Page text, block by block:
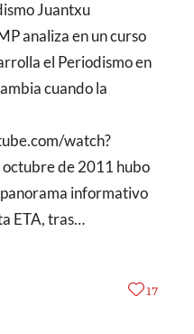
analiza en un curso
el Periodismo en
cuando la
watch?
de 2011 hubo
informativo
ETA, tras…
17